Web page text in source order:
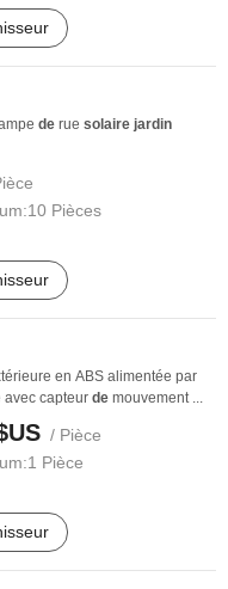
de rue solaire jardin
10 Pièces
en ABS alimentée par
capteur de mouvement ...
/ Pièce
1 Pièce